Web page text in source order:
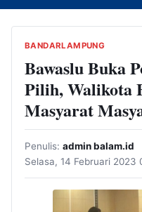
u
BANDARLAMPUNG
Bawaslu Buka
Pilih, Walikota
Masyarat
Penulis: admin balam.id
Selasa, 14 Februari 2023